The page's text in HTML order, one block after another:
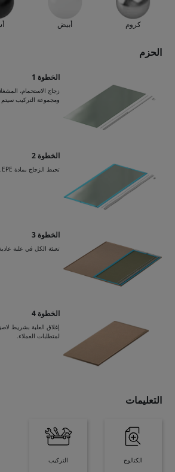
كروم أبيض
الحزم
الخطوة 1
زجاج الاستحمام،
ومجموعة التركيب
الخطوة 2
تحيط الزجاج بمادة EPE.
الخطوة 3
تعبئة الكل في علبة
الخطوة 4
لمتطلبات العملاء.
التعليمات
الكتالوج التركيب